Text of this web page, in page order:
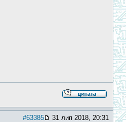
#63385 31 лип 2018, 20:31